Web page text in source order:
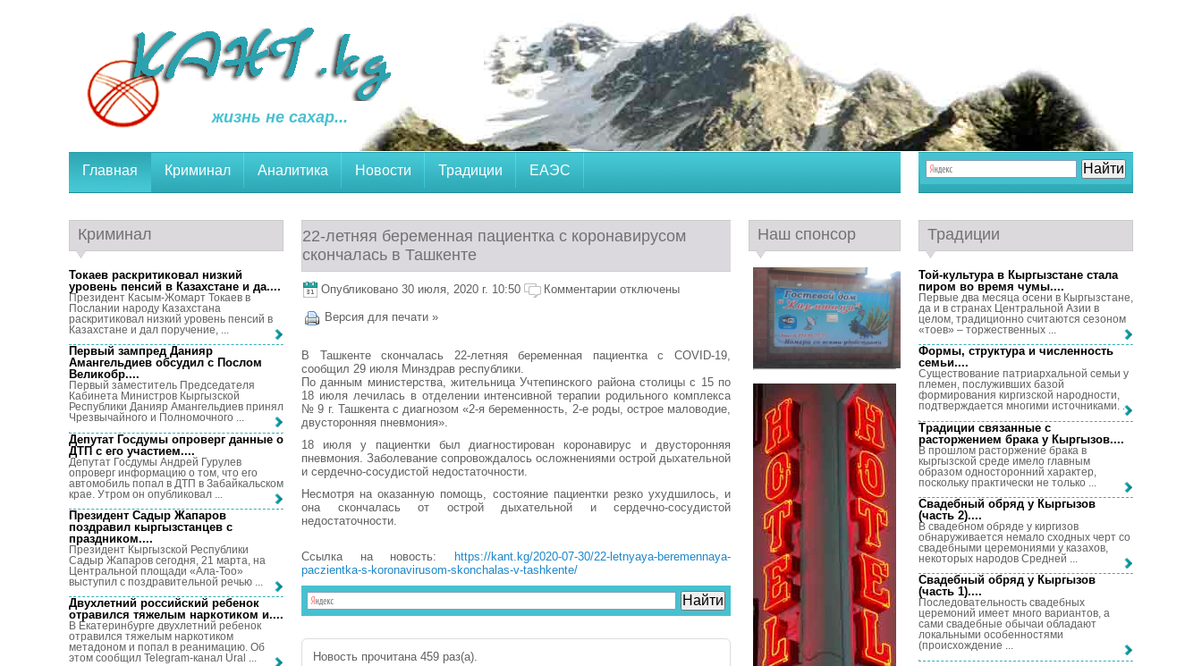
жизнь не сахар...
Главная Криминал Аналитика Новости Традиции ЕАЭС
22-летняя беременная пациентка с коронавирусом
скончалась в Ташкенте
Опубликовано 30 июля, 2020 г. 10:50 Комментарии отключены
Версия для печати »
В Ташкенте скончалась 22-летняя беременная пациентка с COVID-19,
сообщил 29 июля Минздрав республики.
По данным министерства, жительница Учтепинского района столицы с 15 по
18 июля лечилась в отделении интенсивной терапии родильного комплекса
№ 9 г. Ташкента с диагнозом «2-я беременность, 2-е роды, острое маловодие,
двусторонняя пневмония».
18 июля у пациентки был диагностирован коронавирус и двусторонняя
пневмония. Заболевание сопровождалось осложнениями острой дыхательной
и сердечно-сосудистой недостаточности.
Несмотря на оказанную помощь, состояние пациентки резко ухудшилось, и
она скончалась от острой дыхательной и сердечно-сосудистой
недостаточности.
Ссылка на новость:
https://kant.kg/2020-07-30/22-letnyaya-beremennaya-
paczientka-s-koronavirusom-skonchalas-v-tashkente/
Новость прочитана 459 раз(a).
Криминал
Токаев раскритиковал низкий
уровень пенсий в Казахстане и да....
Президент Касым-Жомарт Токаев в
Послании народу Казахстана
раскритиковал низкий уровень пенсий в
Казахстане и дал поручение, ...
Первый зампред Данияр
Амангельдиев обсудил с Послом
Великобр....
Первый заместитель Председателя
Кабинета Министров Кыргызской
Республики Данияр Амангельдиев принял
Чрезвычайного и Полномочного ...
Депутат Госдумы опроверг данные о
ДТП с его участием....
Депутат Госдумы Андрей Гурулев
опроверг информацию о том, что его
автомобиль попал в ДТП в Забайкальском
крае. Утром он опубликовал ...
Президент Садыр Жапаров
поздравил кыргызстанцев с
праздником....
Президент Кыргызской Республики
Садыр Жапаров сегодня, 21 марта, на
Центральной площади «Ала-Тоо»
выступил с поздравительной речью ...
Двухлетний российский ребенок
отравился тяжелым наркотиком и....
В Екатеринбурге двухлетний ребенок
отравился тяжелым наркотиком
метадоном и попал в реанимацию. Об
этом сообщил Telegram-канал Ural ...
Наш спонсор Традиции
Той-культура в Кыргызстане стала
пиром во время чумы....
Первые два месяца осени в Кыргызстане,
да и в странах Центральной Азии в
целом, традиционно считаются сезоном
«тоев» – торжественных ...
Формы, структура и численность
семьи....
Существование патриархальной семьи у
племен, послуживших базой
формирования киргизской народности,
подтверждается многими источниками. ...
Традиции связанные с
расторжением брака у Кыргызов....
В прошлом расторжение брака в
кыргызской среде имело главным
образом односторонний характер,
поскольку практически не только ...
Свадебный обряд у Кыргызов
(часть 2)....
В свадебном обряде у киргизов
обнаруживается немало сходных черт со
свадебными церемониями у казахов,
некоторых народов Средней ...
Свадебный обряд у Кыргызов
(часть 1)....
Последовательность свадебных
церемоний имеет много вариантов, а
сами свадебные обычаи обладают
локальными особенностями
(происхождение ...